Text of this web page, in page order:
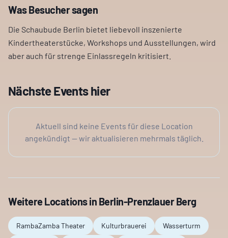
Was Besucher sagen
Die Schaubude Berlin bietet liebevoll inszenierte
Kindertheaterstücke, Workshops und Ausstellungen, wird
aber auch für strenge Einlassregeln kritisiert.
Nächste Events hier
Aktuell sind keine Events für diese Location
angekündigt — wir aktualisieren mehrmals täglich.
Weitere Locations in Berlin-Prenzlauer Berg
RambaZamba Theater Kulturbrauerei Wasserturm